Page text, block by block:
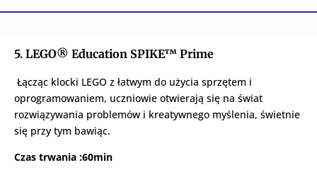
5. LEGO® Education SPIKE™ Prime
Łącząc klocki LEGO z łatwym do użycia sprzętem i
oprogramowaniem, uczniowie otwierają się na świat
rozwiązywania problemów i kreatywnego myślenia, świetnie
się przy tym bawiąc.
Czas trwania :60min